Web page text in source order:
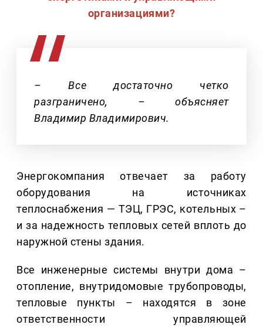
организациями?
– Все достаточно четко
разграничено, – объясняет
Владимир Владимирович.
Энергокомпания отвечает за работу
оборудования на источниках
теплоснабжения — ТЭЦ, ГРЭС, котельных –
и за надежность тепловых сетей вплоть до
наружной стены здания.
Все инженерные системы внутри дома –
отопление, внутридомовые трубопроводы,
тепловые пункты – находятся в зоне
ответственности управляющей